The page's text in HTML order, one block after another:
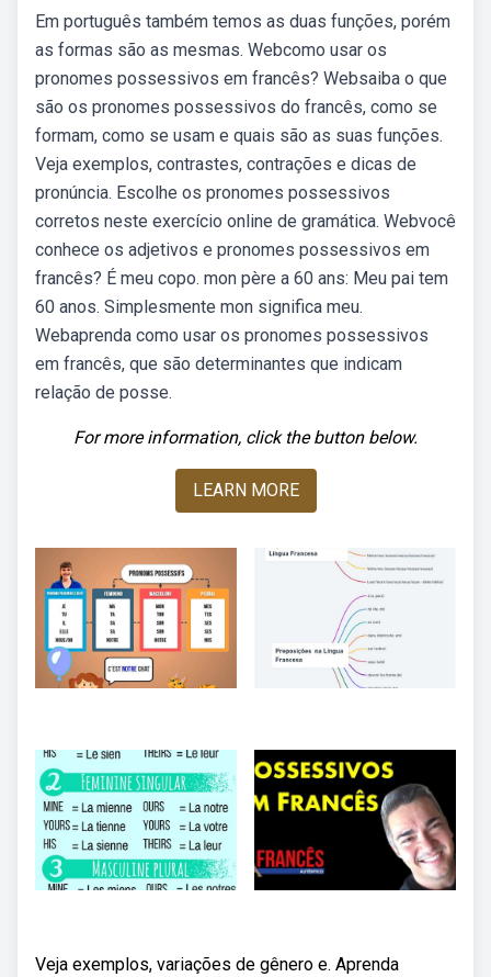
Em português também temos as duas funções, porém
as formas são as mesmas. Webcomo usar os
pronomes possessivos em francês? Websaiba o que
são os pronomes possessivos do francês, como se
formam, como se usam e quais são as suas funções.
Veja exemplos, contrastes, contrações e dicas de
pronúncia. Escolhe os pronomes possessivos
corretos neste exercício online de gramática. Webvocê
conhece os adjetivos e pronomes possessivos em
francês? É meu copo. mon père a 60 ans: Meu pai tem
60 anos. Simplesmente mon significa meu.
Webaprenda como usar os pronomes possessivos
em francês, que são determinantes que indicam
relação de posse.
For more information, click the button below.
LEARN MORE
Veja exemplos, variações de gênero e. Aprenda